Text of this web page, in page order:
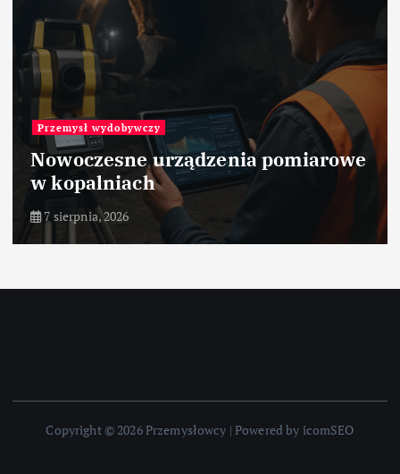
Przemysł wydobywczy
Nowoczesne urządzenia pomiarowe
w kopalniach
7 sierpnia, 2026
Copyright © 2026 Przemysłowcy | Powered by icomSEO